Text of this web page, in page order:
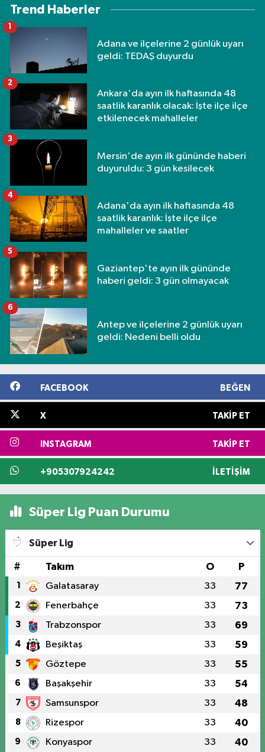
Trend Haberler
Adana ve ilçelerine 2 günlük uyarı
geldi: TEDAŞ duyurdu
1
Ankara'da ayın ilk haftasında 48
saatlik karanlık olacak: İşte ilçe ilçe
etkilenecek mahalleler
2
Mersin'de ayın ilk gününde haberi
duyuruldu: 3 gün kesilecek
3
Adana'da ayın ilk haftasında 48
saatlik karanlık: İşte ilçe ilçe
mahalleler ve saatler
4
Gaziantep'te ayın ilk gününde
haberi geldi: 3 gün olmayacak
5
Antep ve ilçelerine 2 günlük uyarı
geldi: Nedeni belli oldu
6
FACEBOOK BEĞEN
X TAKIP ET
INSTAGRAM TAKIP ET
+905307924242 İLETIŞIM
Süper Lig Puan Durumu
Süper Lig
# Takım O P
1 Galatasaray 33 77
2 Fenerbahçe 33 73
3 Trabzonspor 33 69
4 Beşiktaş 33 59
5 Göztepe 33 55
6 Başakşehir 33 54
7 Samsunspor 33 48
8 Rizespor 33 40
9 Konyaspor 33 40